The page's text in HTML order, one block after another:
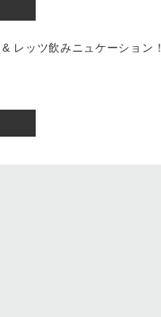
レッツ飲みニュケーション！